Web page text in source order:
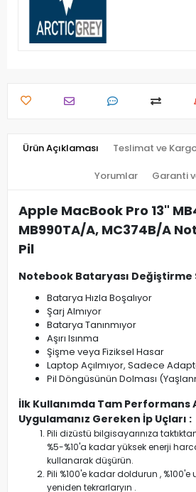
Ürün Açıklaması Teslimat ve
Yorumlar Garanti
Apple MacBook Pro 13"
MB990TA/A, MC374B/A
Pil
Notebook Bataryası Değiştirme
Batarya Hızla Boşalıyor
Şarj Almıyor
Batarya Tanınmıyor
Aşırı Isınma
Şişme veya Fiziksel Hasar
Laptop Açılmıyor, Sadece
Pil Döngüsünün Dolması
İlk Kullanımda Tam Performans
Uygulamanız Gereken İp Uçları :
Pili dizüstü bilgisayarınıza
%5-%10'a kadar yüksek enerji
kullanarak düşürün.
Pili %100'e kadar doldurun , %100'e
yeniden tekrarlaryın .